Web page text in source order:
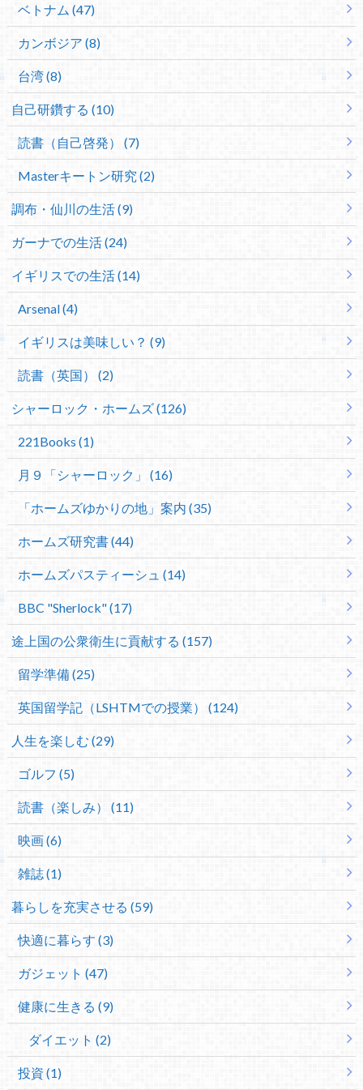
ベトナム (47)
カンボジア (8)
台湾 (8)
自己研鑽する (10)
読書（自己啓発） (7)
Masterキートン研究 (2)
調布・仙川の生活 (9)
ガーナでの生活 (24)
イギリスでの生活 (14)
Arsenal (4)
イギリスは美味しい？ (9)
読書（英国） (2)
シャーロック・ホームズ (126)
221Books (1)
月９「シャーロック」 (16)
「ホームズゆかりの地」案内 (35)
ホームズ研究書 (44)
ホームズパスティーシュ (14)
BBC "Sherlock" (17)
途上国の公衆衛生に貢献する (157)
留学準備 (25)
英国留学記（LSHTMでの授業） (124)
人生を楽しむ (29)
ゴルフ (5)
読書（楽しみ） (11)
映画 (6)
雑誌 (1)
暮らしを充実させる (59)
快適に暮らす (3)
ガジェット (47)
健康に生きる (9)
ダイエット (2)
投資 (1)